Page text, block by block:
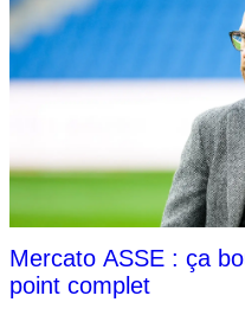
Mercato ASSE : ça
point complet